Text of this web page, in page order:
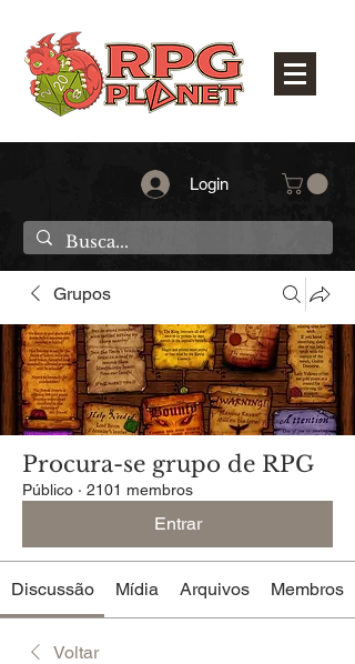
Login
Grupos
Procura-se grupo de RPG
Público · 2101 membros
Entrar
Discussão Mídia Arquivos Membros
Voltar